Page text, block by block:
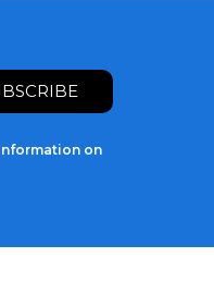
on